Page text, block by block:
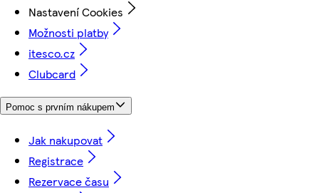
Nastavení Cookies
Možnosti platby
itesco.cz
Clubcard
Pomoc s prvním nákupem
Jak nakupovat
Registrace
Rezervace času